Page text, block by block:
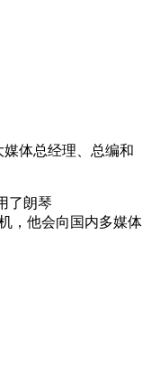
体总经理、总编和
了朗琴
，他会向国内多媒体